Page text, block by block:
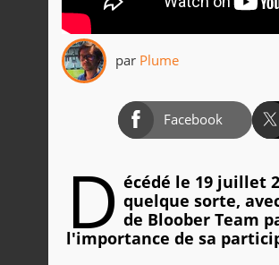
par Plume
Facebook
D écédé le 19 juillet
quelque sorte,
de Bloober Team
l'importance de sa